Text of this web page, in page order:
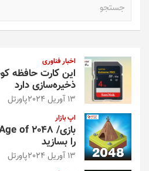
اخبار فناوری
ذخیره‌سازی دارد
13 آوریل 2024 پاورتل
اپ بازار
را بسازید
13 آوریل 2024 پاورتل